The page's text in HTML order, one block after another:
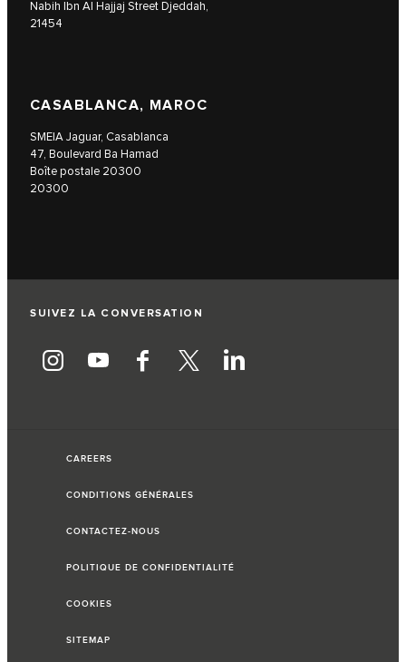
Nabih Ibn Al Hajjaj Street Djeddah,
21454
CASABLANCA, MAROC
SMEIA Jaguar, Casablanca
47, Boulevard Ba Hamad
Boîte postale 20300
20300
SUIVEZ LA CONVERSATION
CAREERS
CONDITIONS GÉNÉRALES
CONTACTEZ-NOUS
POLITIQUE DE CONFIDENTIALITÉ
COOKIES
SITEMAP